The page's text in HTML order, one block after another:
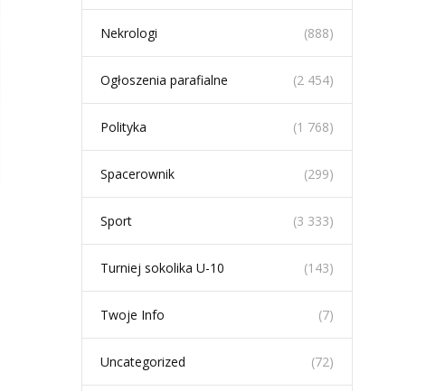
Nekrologi (888)
Ogłoszenia parafialne (2 454)
Polityka (1 768)
Spacerownik (299)
Sport (3 333)
Turniej sokolika U-10 (143)
Twoje Info (7)
Uncategorized (72)